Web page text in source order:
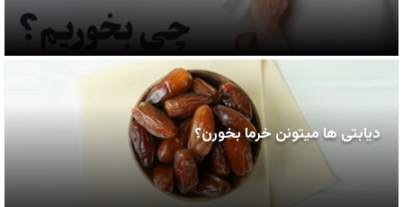
دیابتی ها میتونن خرما بخورن؟